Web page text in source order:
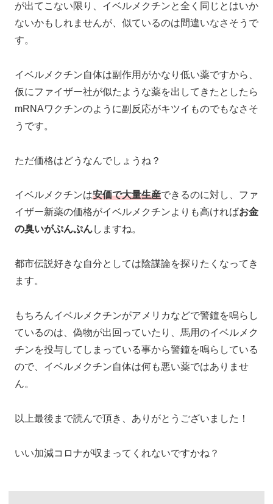
が出てこない限り、イベルメクチンと全く同じとはいか
ないかもしれませんが、似ているのは間違いなさそうで
す。
イベルメクチン自体は副作用がかなり低い薬ですから、
仮にファイザー社が似たような薬を出してきたとしたら
mRNAワクチンのように副反応がキツイものでもなさそ
うです。
ただ価格はどうなんでしょうね？
イベルメクチンは安価で大量生産できるのに対し、ファ
イザー新薬の価格がイベルメクチンよりも高ければお金
の臭いがぷんぷんしますね。
都市伝説好きな自分としては陰謀論を探りたくなってき
ます。
もちろんイベルメクチンがアメリカなどで警鐘を鳴らし
ているのは、偽物が出回っていたり、馬用のイベルメク
チンを投与してしまっている事から警鐘を鳴らしている
ので、イベルメクチン自体は何も悪い薬ではありませ
ん。
以上最後まで読んで頂き、ありがとうございました！
いい加減コロナが収まってくれないですかね？